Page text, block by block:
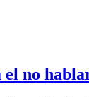
no